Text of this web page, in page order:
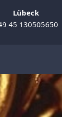
Lübeck
45 130505650